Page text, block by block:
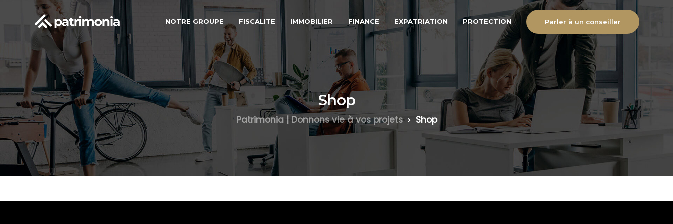
NOTRE GROUPE FISCALITE IMMOBILIER FINANCE EXPATRIATION PROTECTION Parler à un conseiller
Shop
Patrimonia | Donnons vie à vos projets Shop